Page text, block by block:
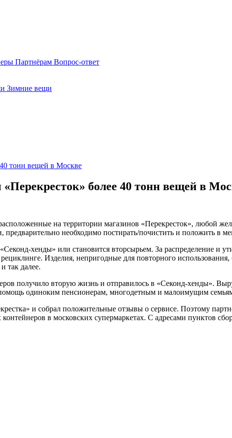
Партнёрам Вопрос-ответ
Зимние вещи
тонн вещей в Москве
более 40 тонн вещей в
на территории магазинов «Перекресток», любой
необходимо постирать/почистить и положить в
хенды» или становится вторсырьем. За распределение и
Изделия, непригодные для повторного
так далее.
получило вторую жизнь и отправилось в «Секонд-хенды».
одиноким пенсионерам, многодетным и малоимущим
и собрал положительные отзывы о сервисе. Поэтому
в московских супермаркетах. С адресами пунктов